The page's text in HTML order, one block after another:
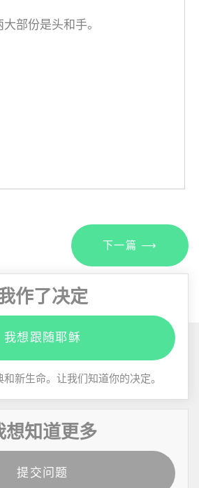
部份是头和手。
下一篇 ⟶
作了决定
我想跟随耶稣
新生命。让我们知道你的决定。
想知道更多
提交问题